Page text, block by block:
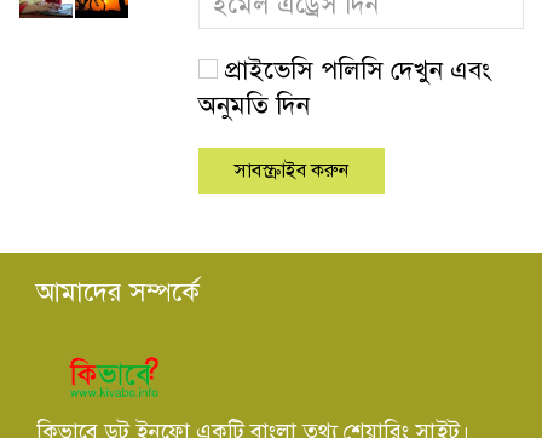
প্রাইভেসি পলিসি দেখুন এবং
অনুমতি দিন
আমাদের সম্পর্কে
কিভাবে ডট ইনফো একটি বাংলা তথ্য শেয়ারিং সাইট।